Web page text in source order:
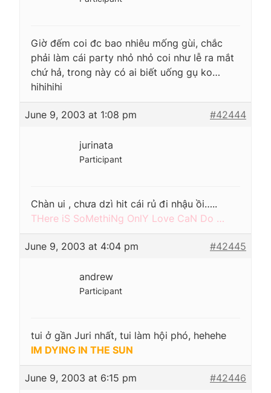
Giờ đếm coi đc bao nhiêu mống gùi, chắc
phải làm cái party nhỏ nhỏ coi như lễ ra mắt
chứ hả, trong này có ai biết uống gụ ko…
hihihihi
June 9, 2003 at 1:08 pm #42444
jurinata
Participant
Chàn ui , chưa dzì hit cái rủ đi nhậu ồi…..
THere iS SoMethiNg OnlY Love CaN Do …
June 9, 2003 at 4:04 pm #42445
andrew
Participant
tui ở gần Juri nhất, tui làm hội phó, hehehe
IM DYING IN THE SUN
June 9, 2003 at 6:15 pm #42446